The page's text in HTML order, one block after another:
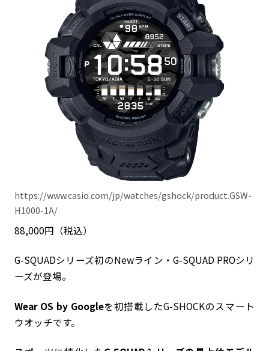
https://www.casio.com/jp/watches/gshock/product.GSW-
H1000-1A/
88,000円（税込）
G-SQUADシリーズ初のNewライン・G-SQUAD PROシリ
ーズが登場。
Wear OS by Googleを初搭載したG-SHOCKのスマート
ウオッチです。